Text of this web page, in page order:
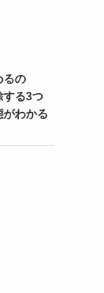
るの
る3つ
わかる